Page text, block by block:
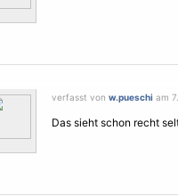
verfasst von w.pueschi am
Das sieht schon recht